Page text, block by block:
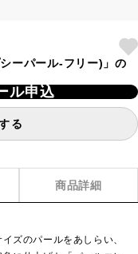
ーパール-フリー)」の
ル申込
る
商品詳細
ズのパールをあしらい、